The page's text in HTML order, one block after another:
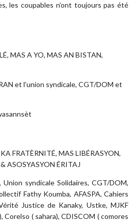
les coupables n’ont toujours pas été
MAS A YO, MAS AN BISTAN,
et l’union syndicale, CGT/DOM et
FRATÈRNITÉ, MAS LIBÉRASYON,
ASOSYASYON ÉRITAJ
syndicale Solidaires, CGT/DOM,
Fathy Koumba, AFASPA, Cahiers
Justice de Kanaky, Ustke, MJKF
( sahara), CDISCOM ( comores